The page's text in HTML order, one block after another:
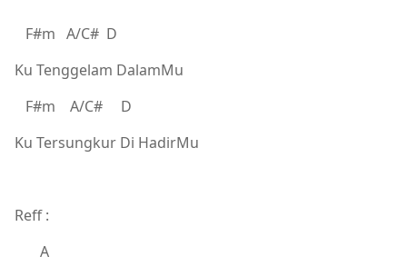
F#m A/C# D
Ku Tenggelam DalamMu
F#m A/C# D
Ku Tersungkur Di HadirMu
Reff :
A